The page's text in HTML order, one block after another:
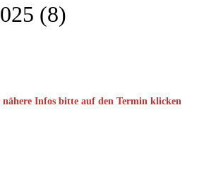
(8)
nähere Infos bitte auf den Termin klicken